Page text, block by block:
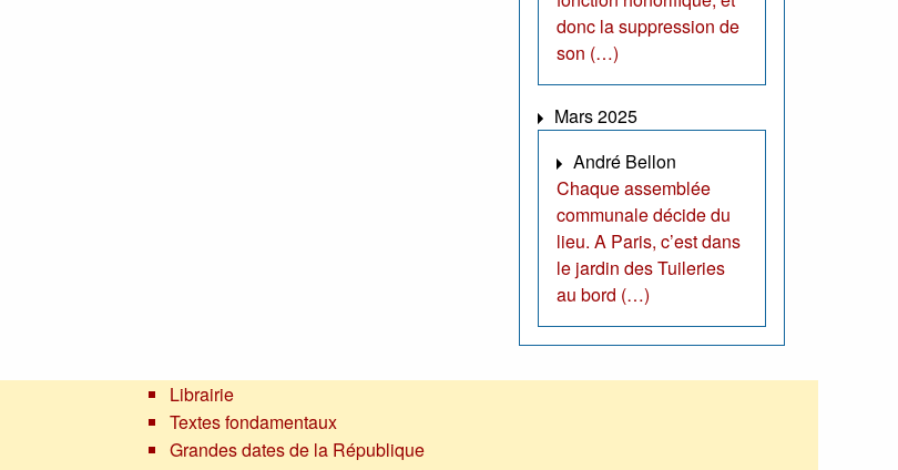
donc la suppression de
son (…)
Mars 2025
André Bellon
Chaque assemblée
communale décide du
lieu. A Paris, c’est dans
le jardin des Tuileries
au bord (…)
Librairie
Textes fondamentaux
Grandes dates de la République